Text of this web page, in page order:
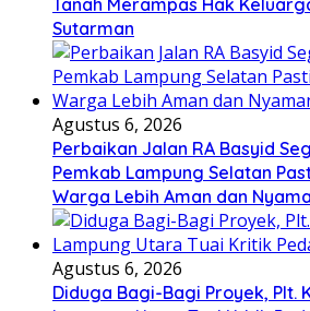
Tanah Merampas Hak
Sutarman
Agustus 6, 2026
Perbaikan Jalan RA Basyid
Pemkab Lampung Selatan
Warga Lebih Aman dan
Agustus 6, 2026
Diduga Bagi-Bagi Proyek, Plt.